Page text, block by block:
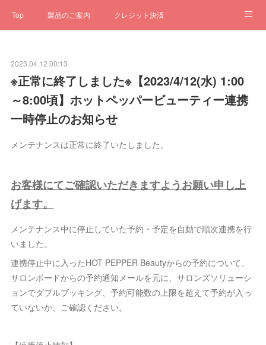
Top 製品のご案内 クレジット決済
クローゼット お問合せ
2023.04.12 00:13
※正常に終了しました※【2023/4/12(水) 1:00
～8:00頃】ホットペッパービューティー連携
一時停止のお知らせ
メンテナンスは正常に終了いたしました。
お客様にてご確認いただきますようお願い申し上
げます。
メンテナンス中に停止していた予約・予定を自動で順次連携を行
いました。
連携停止中に入ったHOT PEPPER Beautyからの予約について、
サロンボードからの予約通知メールを元に、サロンズソリューシ
ョンでダブルブッキング、予約可能数の上限を超えて予約が入っ
ていないか、ご確認ください。